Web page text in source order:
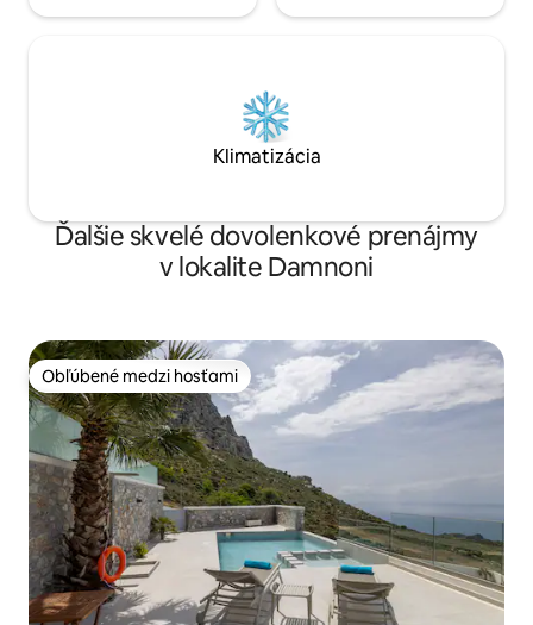
Klimatizácia
Ďalšie skvelé dovolenkové prenájmy
v lokalite Damnoni
Obľúbené medzi hosťami
Obľúbené medzi hosťami